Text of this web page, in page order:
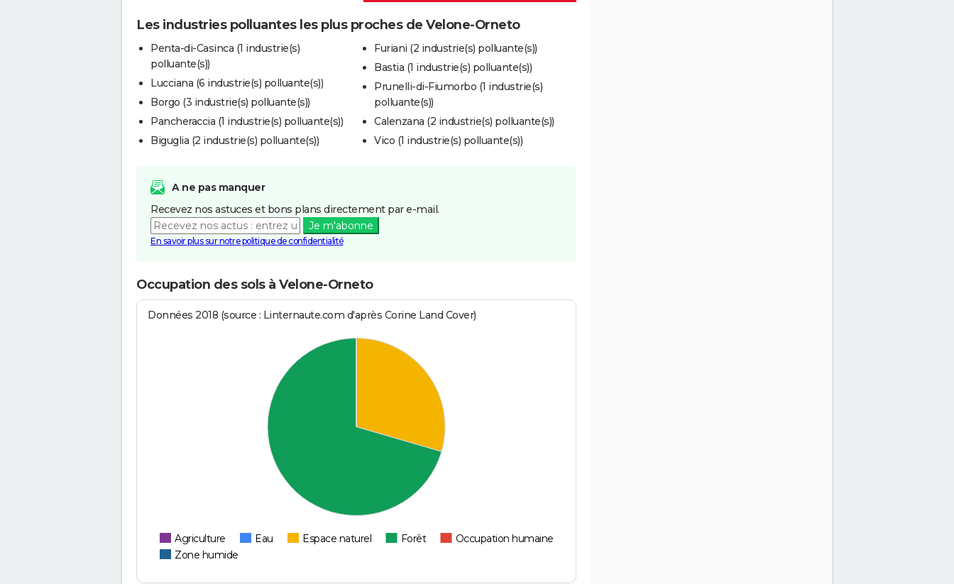
Les industries polluantes les plus proches de Velone-Orneto
Penta-di-Casinca (1 industrie(s)
polluante(s))
Lucciana (6 industrie(s) polluante(s))
Borgo (3 industrie(s) polluante(s))
Pancheraccia (1 industrie(s) polluante(s))
Biguglia (2 industrie(s) polluante(s))
Furiani (2 industrie(s) polluante(s))
Bastia (1 industrie(s) polluante(s))
Prunelli-di-Fiumorbo (1 industrie(s)
polluante(s))
Calenzana (2 industrie(s) polluante(s))
Vico (1 industrie(s) polluante(s))
A ne pas manquer
Recevez nos astuces et bons plans directement par e-mail.
Je m'abonne
En savoir plus sur notre politique de confidentialité
Occupation des sols à Velone-Orneto
Données 2018 (source : Linternaute.com d'après Corine Land Cover)
Agriculture Eau Espace naturel Forêt
Occupation humaine
Zone humide